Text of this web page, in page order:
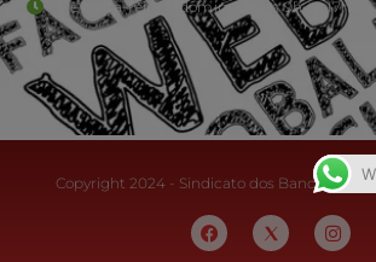
De terça-feira a domingo, das 9h às 17h
Copyright 2024 - Sindicato dos Bancários do